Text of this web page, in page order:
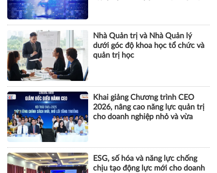
Nhà Quản trị và Nhà Quản lý
dưới góc độ khoa học tổ chức và
quản trị học
Khai giảng Chương trình CEO
2026, nâng cao năng lực quản trị
cho doanh nghiệp nhỏ và vừa
ESG, số hóa và năng lực chống
chịu tạo động lực mới cho doanh